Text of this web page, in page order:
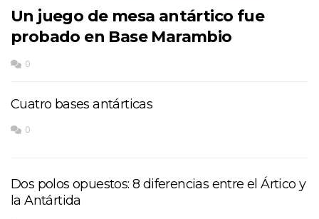
Un juego de mesa antártico fue
probado en Base Marambio
0
Cuatro bases antárticas
0
Dos polos opuestos: 8 diferencias entre el Ártico y
la Antártida